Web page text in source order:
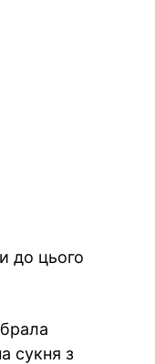
до цього
сукня з